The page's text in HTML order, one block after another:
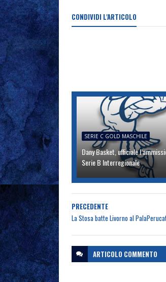
CONDIVIDI L'ARTICOLO
SERIE C GOLD MASCHILE
Dany Basket, ufficiale
Serie B Interregionale
PRECEDENTE
La Stosa batte Livorno al
ARTICOLO COMMENTO